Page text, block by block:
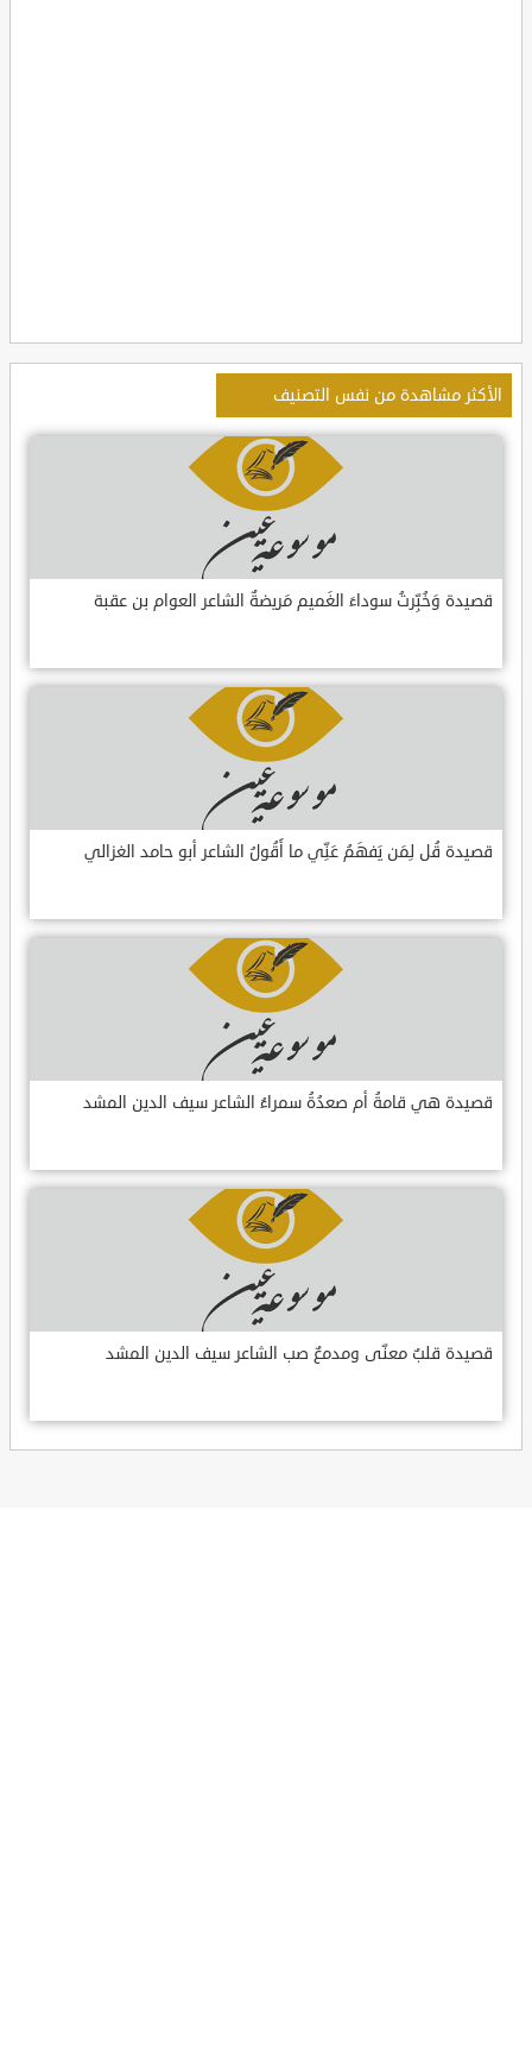
الأكثر مشاهدة من نفس التصنيف
قصيدة وَخُبِّرتُ سوداءَ الغَميم مَريضةٌ الشاعر العوام بن عقبة
قصيدة قُل لِمَن يَفهَمُ عَنِّي ما أَقُولُ الشاعر أبو حامد الغزالي
قصيدة هي قامةُ أم صعدُةُ سمراءُ الشاعر سيف الدين المشد
قصيدة قلبٌ معنّى ومدمعٌ صب الشاعر سيف الدين المشد